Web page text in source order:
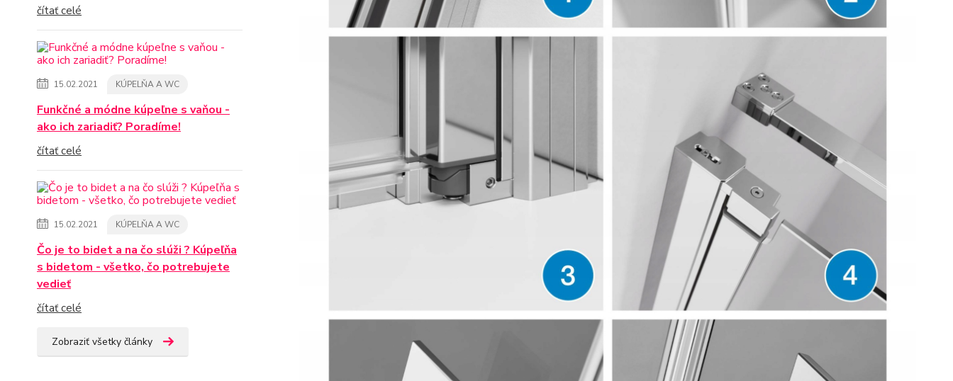
čítať celé
15.02.2021 KÚPELŇA A WC
Funkčné a módne kúpeľne s vaňou -
ako ich zariadiť? Poradíme!
čítať celé
15.02.2021 KÚPELŇA A WC
Čo je to bidet a na čo slúži ? Kúpeľňa
s bidetom - všetko, čo potrebujete
vedieť
čítať celé
Zobraziť všetky články